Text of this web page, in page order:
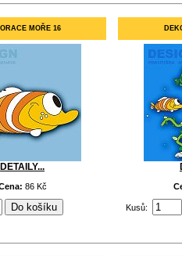
MOŘE 16
DETAILY...
86 Kč
Kusů: